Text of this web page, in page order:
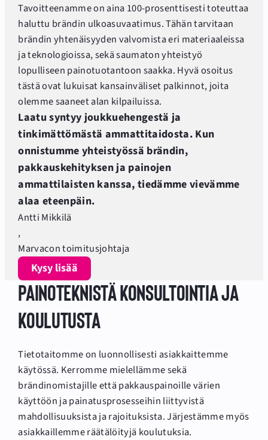
Tavoitteenamme on aina 100-prosenttisesti toteuttaa
haluttu brändin ulkoasuvaatimus. Tähän tarvitaan
brändin yhtenäisyyden valvomista eri materiaaleissa
ja teknologioissa, sekä saumaton yhteistyö
lopulliseen painotuotantoon saakka. Hyvä osoitus
tästä ovat lukuisat kansainväliset palkinnot, joita
olemme saaneet alan kilpailuissa.
Laatu syntyy joukkuehengestä ja
tinkimättömästä ammattitaidosta. Kun
onnistumme yhteistyössä brändin,
pakkauskehityksen ja painojen
ammattilaisten kanssa, tiedämme vievämme
alaa eteenpäin.
Antti Mikkilä
,
Marvacon toimitusjohtaja
Kysy lisää
Painoteknistä konsultointia ja
koulutusta
Tietotaitomme on luonnollisesti asiakkaittemme
käytössä. Kerromme mielellämme sekä
brändinomistajille että pakkauspainoille värien
käyttöön ja painatusprosesseihin liittyvistä
mahdollisuuksista ja rajoituksista. Järjestämme myös
asiakkaillemme räätälöityjä koulutuksia.